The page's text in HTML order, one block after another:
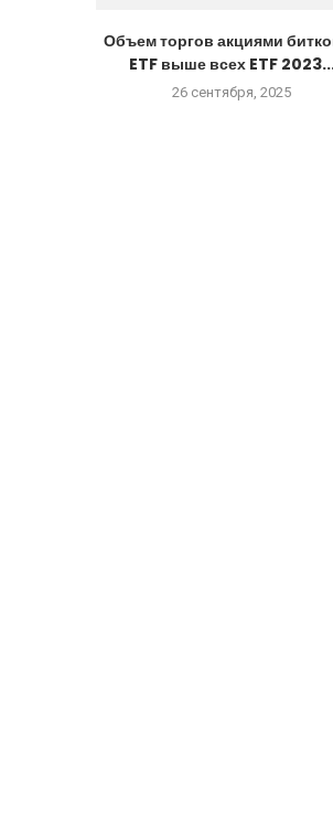
Объем торгов акциями
ETF выше всех ETF
26 сентября, 2025